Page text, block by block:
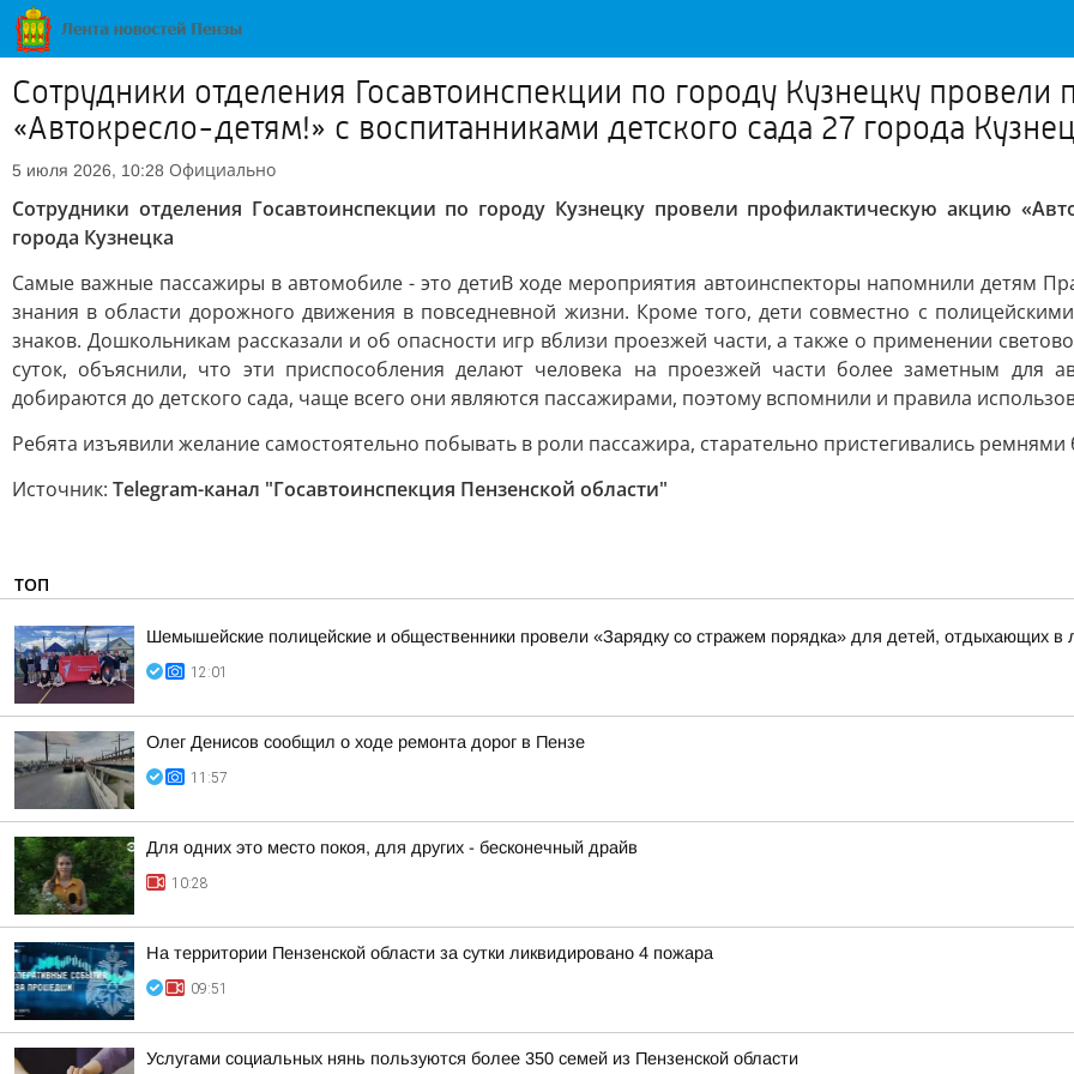
Сотрудники отделения Госавтоинспекции по городу Кузнецку
«Автокресло-детям!» с воспитанниками детского сада 27 города
5 июля 2026, 10:28 Официально
Сотрудники отделения Госавтоинспекции по городу Кузнецку провели профилактическую акцию
города Кузнецка
Самые важные пассажиры в автомобиле - это детиВ ходе мероприятия автоинспекторы напомнили детям
знания в области дорожного движения в повседневной жизни. Кроме того, дети совместно с
знаков. Дошкольникам рассказали и об опасности игр вблизи проезжей части, а также о применении
суток, объяснили, что эти приспособления делают человека на проезжей части более заметным для
добираются до детского сада, чаще всего они являются пассажирами, поэтому вспомнили и правила
Ребята изъявили желание самостоятельно побывать в роли пассажира, старательно пристегивались ремнями
Источник: Telegram-канал "Госавтоинспекция Пензенской области"
ТОП
Шемышейские полицейские и общественники провели «Зарядку со стражем порядка» для детей, отдыхающих в
12:01
Олег Денисов сообщил о ходе ремонта дорог в Пензе
11:57
Для одних это место покоя, для других - бесконечный драйв
10:28
На территории Пензенской области за сутки ликвидировано 4 пожара
09:51
Услугами социальных нянь пользуются более 350 семей из Пензенской области